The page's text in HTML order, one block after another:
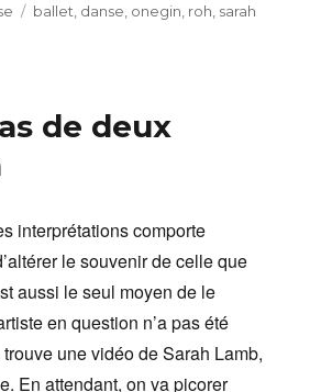
Étiquettes
ballet, danse, onegin, roh, sarah
de deux
interprétations comporte
le souvenir de celle que
aussi le seul moyen de le
en question n’a pas été
une vidéo de Sarah Lamb,
En attendant, on va picorer